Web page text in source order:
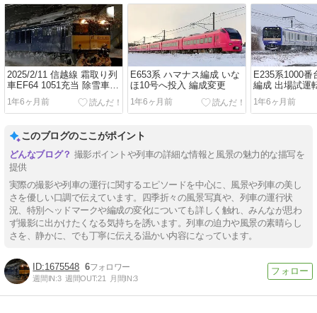
2025/2/11 信越線 霜取り列
車EF64 1051充当 除雪車状
態ですぞ
1年6ヶ月前
E653系 ハマナス編成 いな
ほ10号へ投入 編成変更
1年6ヶ月前
E235系1000番
編成 出場試運
1年6ヶ月前
このブログのここがポイント
撮影ポイントや列車の詳細な情報と風景の魅力的な描写を
提供
実際の撮影や列車の運行に関するエピソードを中心に、風景や列車の美し
さを優しい口調で伝えています。四季折々の風景写真や、列車の運行状
況、特別ヘッドマークや編成の変化についても詳しく触れ、みんなが思わ
ず撮影に出かけたくなる気持ちを誘います。列車の迫力や風景の素晴らし
さを、静かに、でも丁寧に伝える温かい内容になっています。
1675548 6
週間IN:3 週間OUT:21 月間IN:3